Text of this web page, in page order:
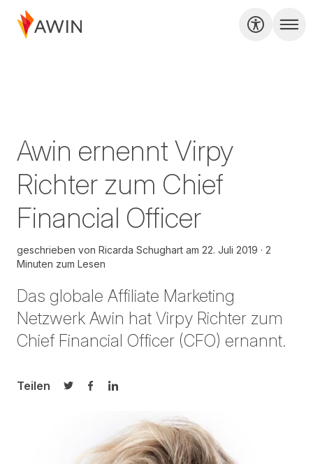
Awin ernennt Virpy
Richter zum Chief
Financial Officer
geschrieben von Ricarda Schughart am 22. Juli 2019
2
Minuten zum Lesen
Das globale Affiliate Marketing
Netzwerk Awin hat Virpy Richter zum
Chief Financial Officer (CFO) ernannt.
Teilen
Auf Twitter teilen
Auf Facebook teilen
Auf LinkedIn teilen